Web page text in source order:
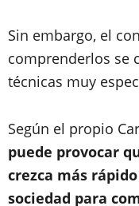
Sin embargo, el
comprenderlos se
técnicas muy
Según el propio
puede provocar
crezca más
sociedad para